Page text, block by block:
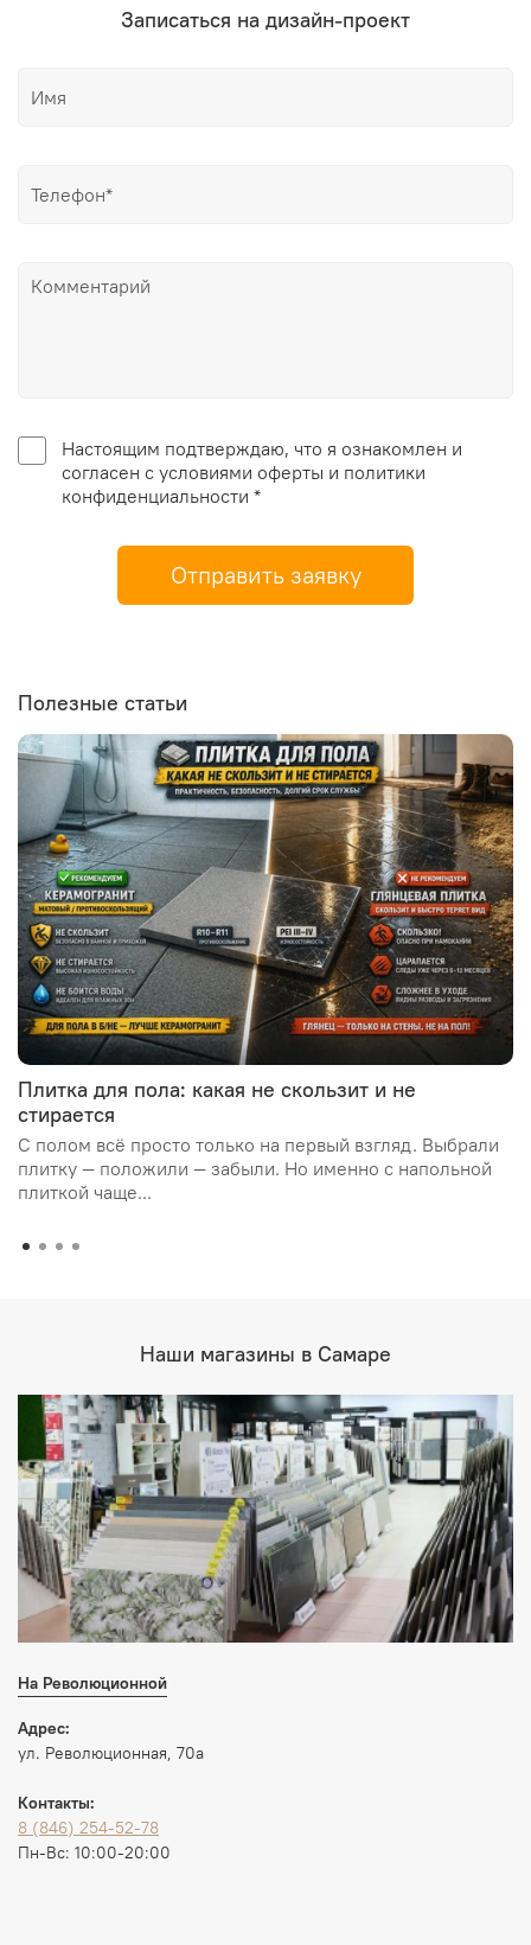
Записаться на дизайн-проект
Настоящим подтверждаю, что я ознакомлен и
согласен с условиями оферты и политики
конфиденциальности *
Отправить заявку
Полезные статьи
Плитка для пола: какая не скользит и не
стирается
С полом всё просто только на первый взгляд. Выбрали
плитку — положили — забыли. Но именно с напольной
плиткой чаще...
Наши магазины в Самаре
На Революционной
Адрес:
ул. Революционная, 70а
Контакты:
8 (846) 254-52-78
Пн-Вс: 10:00-20:00